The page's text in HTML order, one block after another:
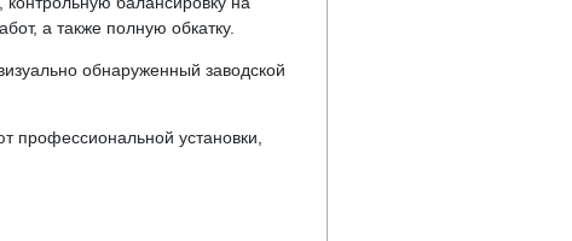
а также полную обкатку.
обнаруженный заводской
профессиональной установки,